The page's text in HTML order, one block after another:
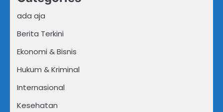
ada aja
Berita Terkini
Ekonomi & Bisnis
Hukum & Kriminal
Internasional
Kesehatan